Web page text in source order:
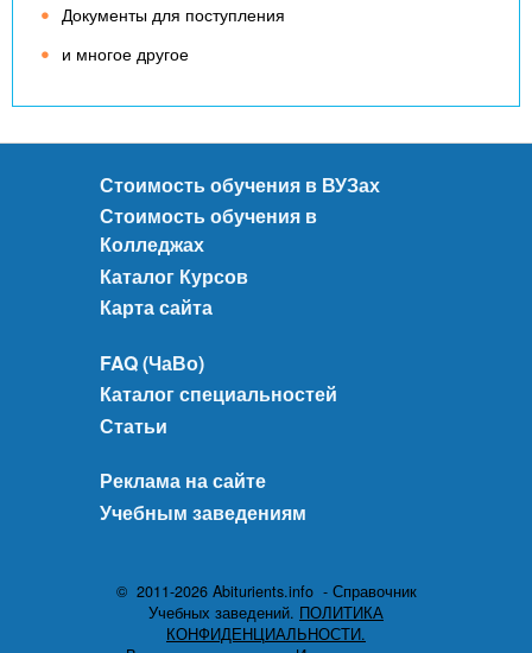
Документы для поступления
и многое другое
Стоимость обучения в ВУЗах
Стоимость обучения в
Колледжах
Каталог Курсов
Карта сайта
FAQ (ЧаВо)
Каталог специальностей
Статьи
Реклама на сайте
Учебным заведениям
© 2011-2026 Abiturients.info - Справочник
Учебных заведений. ПОЛИТИКА
КОНФИДЕНЦИАЛЬНОСТИ.